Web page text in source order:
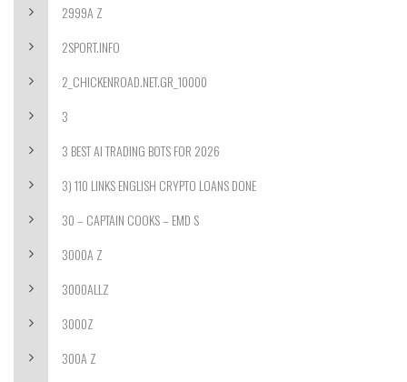
2999A Z
2SPORT.INFO
2_CHICKENROAD.NET.GR_10000
3
3 BEST AI TRADING BOTS FOR 2026
3) 110 LINKS ENGLISH CRYPTO LOANS DONE
30 – CAPTAIN COOKS – EMD S
3000A Z
3000ALLZ
3000Z
300A Z